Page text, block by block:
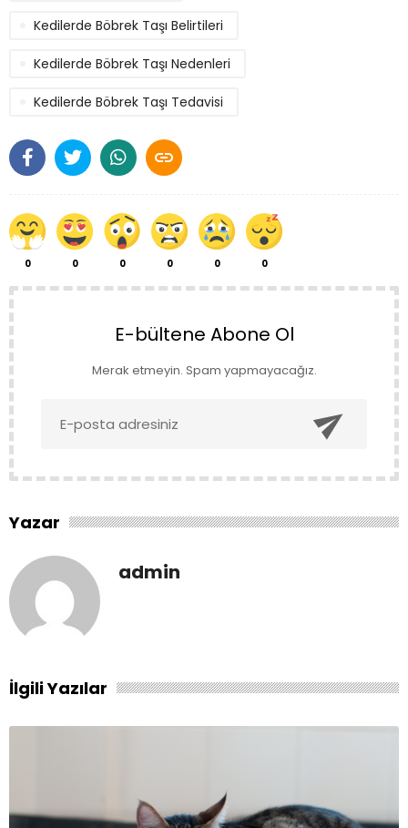

0 0 0 0 0 0
Kedilerde Böbrek Taşı Belirtileri
Kedilerde Böbrek Taşı Nedenleri
Kedilerde Böbrek Taşı Tedavisi
E-bültene Abone Ol
Merak etmeyin. Spam yapmayacağız.

Yazar
admin
İlgili Yazılar